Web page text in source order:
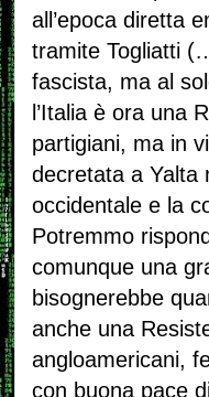
all’epoca diretta
tramite Togliatti
fascista, ma al
l’Italia è ora una
partigiani, ma in
decretata a Yalta
occidentale e la
Potremmo
comunque una
bisognerebbe
anche una
angloamericani,
con buona pace